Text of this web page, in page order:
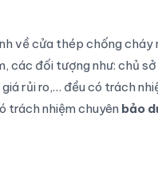
về cửa thép chống
các đối tượng như: chủ
rủi ro,… đều có trách
trách nhiệm chuyên bảo